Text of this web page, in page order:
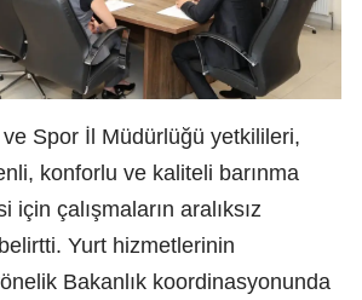
Spor İl Müdürlüğü yetkilileri,
konforlu ve kaliteli barınma
için çalışmaların aralıksız
Yurt hizmetlerinin
Bakanlık koordinasyonunda